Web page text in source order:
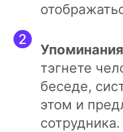
тэгнете
беседе,
этом и
сотрудника.